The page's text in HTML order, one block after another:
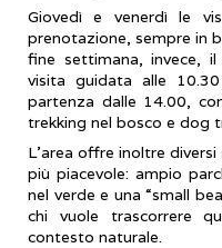
Giovedì e venerdì le
prenotazione, sempre in
fine settimana, invece,
visita guidata alle
partenza dalle 14.00,
trekking nel bosco e dog
L’area offre inoltre
più piacevole: ampio
nel verde e una “small
chi vuole trascorrere
contesto naturale.